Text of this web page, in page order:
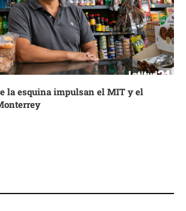
la esquina impulsan el MIT y el